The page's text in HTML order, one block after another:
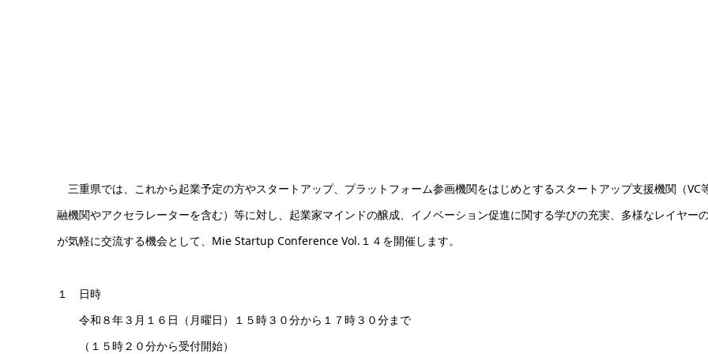
三重県では、これから起業予定の方やスタートアップ、プラットフォーム参画機関をはじめとするスタートアップ支援機関（VC
融機関やアクセラレーターを含む）等に対し、起業家マインドの醸成、イノベーション促進に関する学びの充実、多様なレイヤー
が気軽に交流する機会として、Mie Startup Conference Vol.１４を開催します。
１ 日時
令和８年３月１６日（月曜日）１５時３０分から１７時３０分まで
（１５時２０分から受付開始）